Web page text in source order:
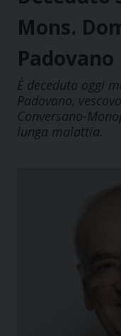
Mons.
Padovano
È deceduto oggi
Padovano,
Conversano-
lunga malattia.